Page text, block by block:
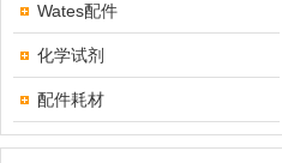
Wates配件
化学试剂
配件耗材